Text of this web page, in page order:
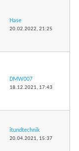
Hase
20.02.2022, 21:25
DMW007
18.12.2021, 17:43
itundtechnik
20.04.2021, 15:37